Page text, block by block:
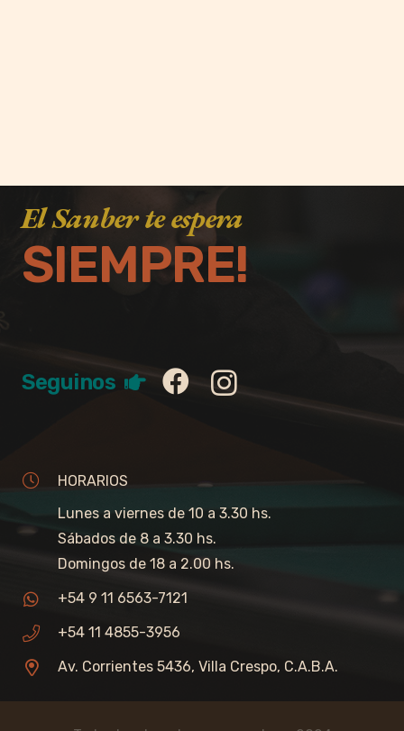
El Sanber te espera
SIEMPRE!
Seguinos
HORARIOS
Lunes a viernes de 10 a 3.30 hs.
Sábados de 8 a 3.30 hs.
Domingos de 18 a 2.00 hs.
+54 9 11 6563-7121
+54 11 4855-3956
Av. Corrientes 5436, Villa Crespo, C.A.B.A.